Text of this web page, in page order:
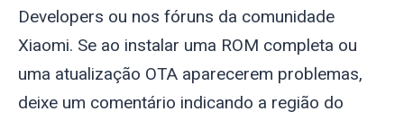
Developers ou nos fóruns da comunidade
Xiaomi. Se ao instalar uma ROM completa ou
uma atualização OTA aparecerem problemas,
deixe um comentário indicando a região do